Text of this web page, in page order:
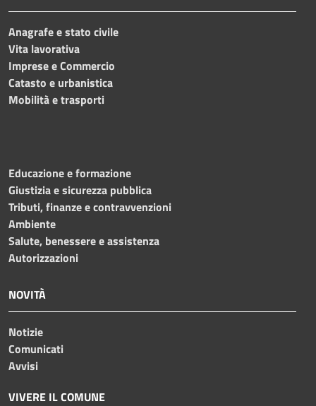
Anagrafe e stato civile
Vita lavorativa
Imprese e Commercio
Catasto e urbanistica
Mobilità e trasporti
Educazione e formazione
Giustizia e sicurezza pubblica
Tributi, finanze e contravvenzioni
Ambiente
Salute, benessere e assistenza
Autorizzazioni
NOVITÀ
Notizie
Comunicati
Avvisi
VIVERE IL COMUNE